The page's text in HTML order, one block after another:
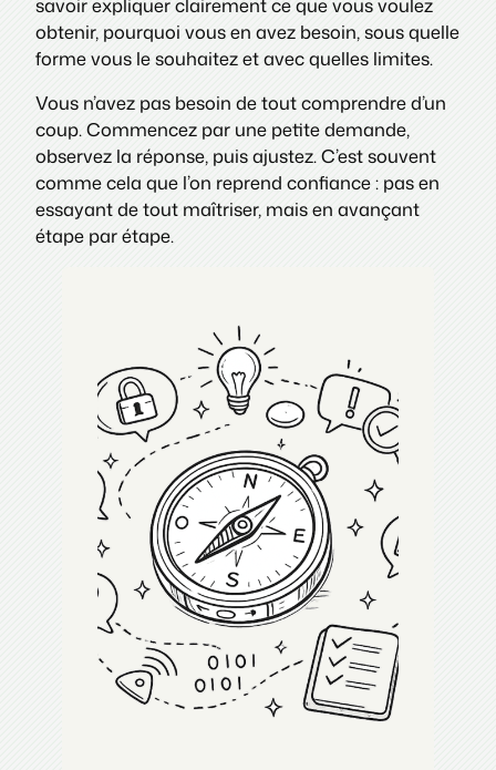
obtenir, pourquoi vous en avez besoin, sous quelle
forme vous le souhaitez et avec quelles limites.
Vous n’avez pas besoin de tout comprendre d’un
coup. Commencez par une petite demande,
observez la réponse, puis ajustez. C’est souvent
comme cela que l’on reprend confiance : pas en
essayant de tout maîtriser, mais en avançant
étape par étape.